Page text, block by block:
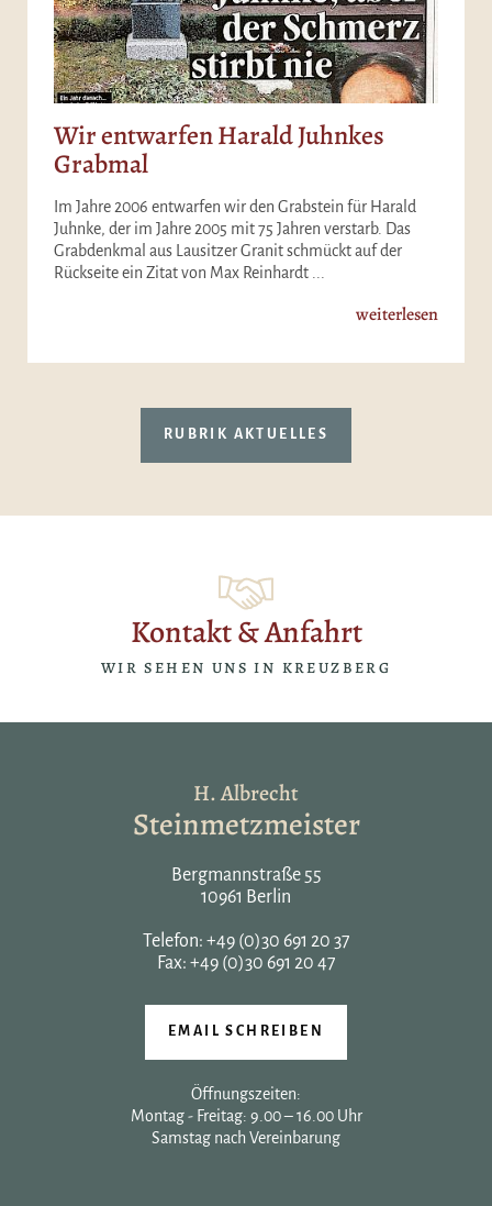
Wir entwarfen Harald Juhnkes
Grabmal
Im Jahre 2006 entwarfen wir den Grabstein für Harald
Juhnke, der im Jahre 2005 mit 75 Jahren verstarb. Das
Grabdenkmal aus Lausitzer Granit schmückt auf der
Rückseite ein Zitat von Max Reinhardt ...
weiterlesen
RUBRIK AKTUELLES
Kontakt & Anfahrt
WIR SEHEN UNS IN KREUZBERG
H. Albrecht
Steinmetzmeister
Bergmannstraße 55
10961 Berlin
Telefon: +49 (0)30 691 20 37
Fax: +49 (0)30 691 20 47
EMAIL SCHREIBEN
Öffnungszeiten:
Montag - Freitag: 9.00 – 16.00 Uhr
Samstag nach Vereinbarung